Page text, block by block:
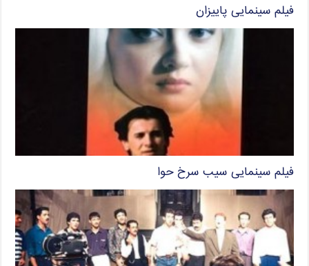
فیلم سینمایی پاییزان
فیلم سینمایی سیب سرخ حوا